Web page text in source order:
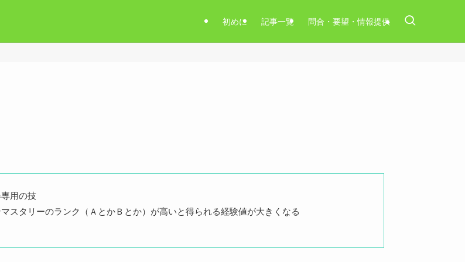
初めに 記事一覧 問合・要望・情報提供
用の技
スタリーのランク（ＡとかＢとか）が高いと得られる経験値が大きくなる